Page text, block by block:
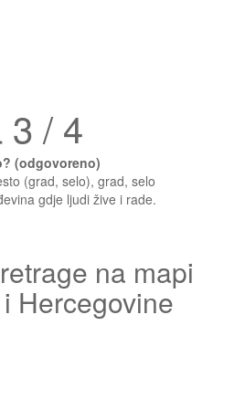
3 / 4
(odgovoreno)
(grad, selo), grad, selo
gdje ljudi žive i rade.
na mapi
Hercegovine